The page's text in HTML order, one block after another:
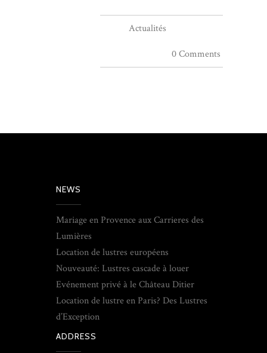
Actualités
0 Comments
NEWS
Mariage en Provence aux Carrieres des
Lumières
Location de lustres européens
Nouveauté: Lustres cascade à louer
Evénement privé à le Château Ditier
Location de lustre en Paris? Des Lustres
d’Exception
ADDRESS